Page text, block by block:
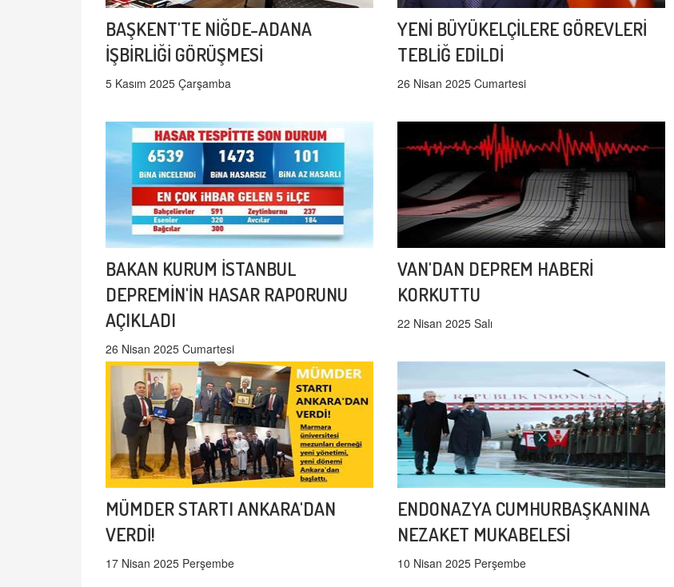
BAŞKENT'TE NİĞDE-ADANA
İŞBİRLİĞİ GÖRÜŞMESİ
5 Kasım 2025 Çarşamba
YENİ BÜYÜKELÇİLERE GÖREVLERİ
TEBLİĞ EDİLDİ
26 Nisan 2025 Cumartesi
BAKAN KURUM İSTANBUL
DEPREMİN'İN HASAR RAPORUNU
AÇIKLADI
26 Nisan 2025 Cumartesi
VAN'DAN DEPREM HABERİ
KORKUTTU
22 Nisan 2025 Salı
MÜMDER STARTI ANKARA'DAN
VERDİ!
17 Nisan 2025 Perşembe
ENDONAZYA CUMHURBAŞKANINA
NEZAKET MUKABELESİ
10 Nisan 2025 Perşembe